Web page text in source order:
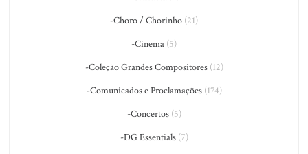
-Choro / Chorinho (21)
-Cinema (5)
-Coleção Grandes Compositores(12)
-Comunicados e Proclamações(174)
-Concertos(5)
-DG Essentials(7)